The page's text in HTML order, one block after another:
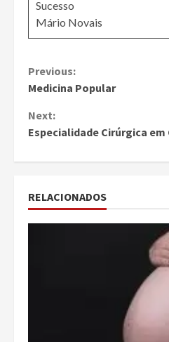
Sucesso
Mário Novais
Continue
Reading
Previous:
Medicina Popular
Next:
Especialidade Cirúrgica em
RELACIONADOS